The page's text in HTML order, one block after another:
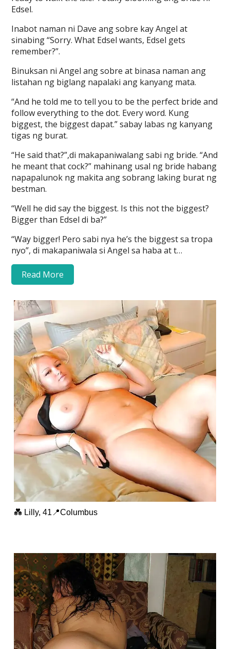
Edsel.
Inabot naman ni Dave ang sobre kay Angel at
sinabing “Sorry. What Edsel wants, Edsel gets
remember?”.
Binuksan ni Angel ang sobre at binasa naman ang
listahan ng biglang napalaki ang kanyang mata.
“And he told me to tell you to be the perfect bride and
follow everything to the dot. Every word. Kung
biggest, the biggest dapat.” sabay labas ng kanyang
tigas ng burat.
“He said that?”,di makapaniwalang sabi ng bride. “And
he meant that cock?” mahinang usal ng bride habang
napapalunok ng makita ang sobrang laking burat ng
bestman.
“Well he did say the biggest. Is this not the biggest?
Bigger than Edsel di ba?”
“Way bigger! Pero sabi nya he’s the biggest sa tropa
nyo”, di makapaniwala si Angel sa haba at t…
Read More
💑 Lilly, 41📍Columbus